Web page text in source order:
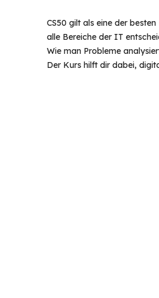
CS50 gilt als eine der
alle Bereiche der IT
Wie man Probleme
Der Kurs hilft dir dabei,